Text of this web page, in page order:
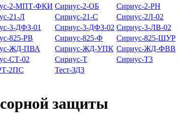
2-МПТ-ФКИ Сириус-2-ОБ Сириус-2-РН
21-Л Сириус-21-С Сириус-2Л-02
3-ДФЗ-01 Сириус-3-ДФЗ-02 Сириус-3-ЛВ-02
825-РВ Сириус-825-Ф Сириус-825-ШУР
ЖД-ПВА Сириус-ЖД-УПК Сириус-ЖД-ФВВ
СТ-02 Сириус-Т Сириус-Т3
2ПС
Тест-ЗДЗ
защиты